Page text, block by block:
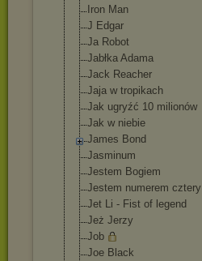
Iron Man
J Edgar
Ja Robot
Jabłka Adama
Jack Reacher
Jaja w tropikach
Jak ugryźć 10 milionów
Jak w niebie
James Bond
Jasminum
Jestem Bogiem
Jestem numerem cztery
Jet Li - Fist of legend
Jeż Jerzy
Job
Joe Black